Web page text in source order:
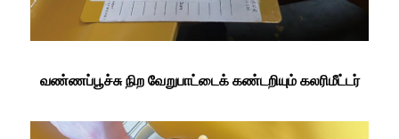
வண்ணப்பூச்சு நிற வேறுபாட்டைக் கண்டறியும் கலரிமீட்டர்